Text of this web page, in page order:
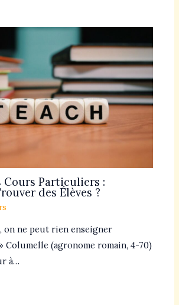
Cours Particuliers :
des Élèves ?
on ne peut rien enseigner
Columelle (agronome romain, 4-70)
à…